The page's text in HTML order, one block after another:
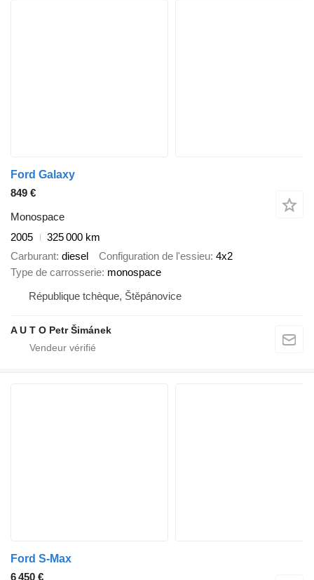
Ford Galaxy
849 €
Monospace
2005
325 000 km
Carburant diesel Configuration de l'essieu 4x2
Type de carrosserie monospace
République tchèque, Štěpánovice
A U T O Petr Šimánek
Ford S-Max
6 450 €